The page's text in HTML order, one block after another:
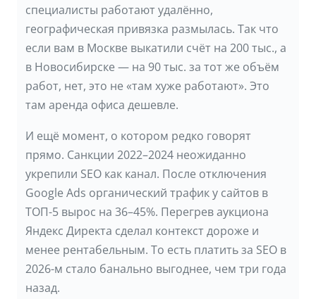
специалисты работают удалённо,
географическая привязка размылась. Так что
если вам в Москве выкатили счёт на 200 тыс., а
в Новосибирске — на 90 тыс. за тот же объём
работ, нет, это не «там хуже работают». Это
там аренда офиса дешевле.
И ещё момент, о котором редко говорят
прямо. Санкции 2022–2024 неожиданно
укрепили SEO как канал. После отключения
Google Ads органический трафик у сайтов в
ТОП-5 вырос на 36–45%. Перегрев аукциона
Яндекс Директа сделал контекст дороже и
менее рентабельным. То есть платить за SEO в
2026-м стало банально выгоднее, чем три года
назад.